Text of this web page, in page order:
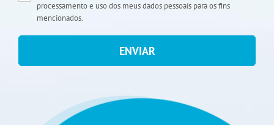
processamento e uso dos meus dados pessoais para os fins
mencionados.
ENVIAR